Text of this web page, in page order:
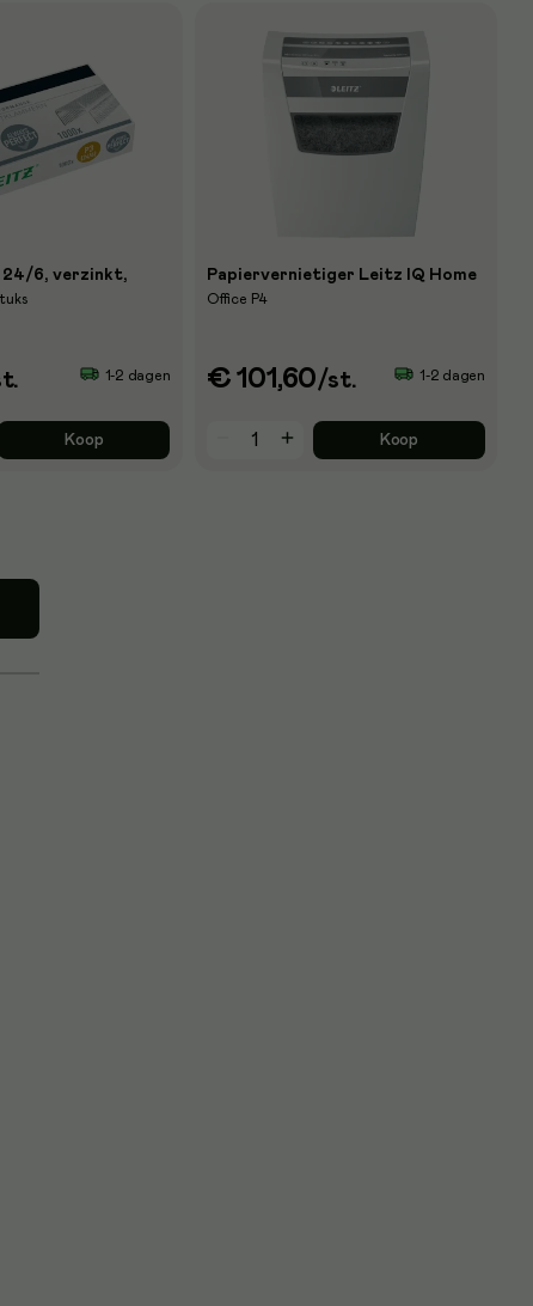
24/6, verzinkt,
1-2 dagen
Koop
Papiervernietiger Leitz IQ Home
Office P4
€ 101,60/st. 1-2 dagen
Koop